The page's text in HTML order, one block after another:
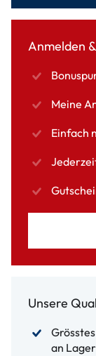
Anmelden
Meine
Einfach
Unsere
an Lager